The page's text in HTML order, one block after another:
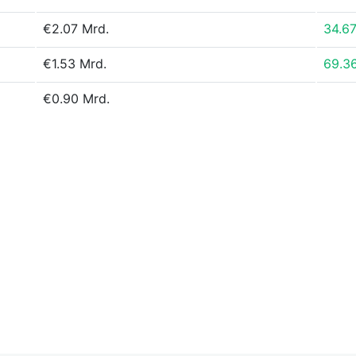
€2.07 Mrd.
€1.53 Mrd.
€0.90 Mrd.